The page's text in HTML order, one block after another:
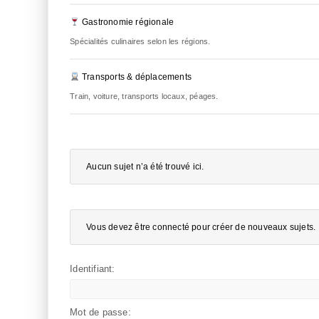
Gastronomie régionale
Spécialités culinaires selon les régions.
Transports & déplacements
Train, voiture, transports locaux, péages.
Aucun sujet n’a été trouvé ici.
Vous devez être connecté pour créer de nouveaux sujets.
Identifiant:
Mot de passe: